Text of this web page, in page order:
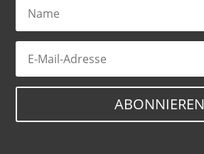
ABONNIEREN